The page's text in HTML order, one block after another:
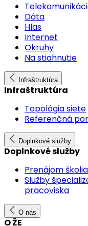
Dáta
Hlas
Internet
Okruhy
Na stiahnutie
Infraštruktúra
Infraštruktúra
Topológia siete
Referenčná
Doplnkové služby
Doplnkové služby
Prenájom
Služby
pracoviska
O nás
O ŽE